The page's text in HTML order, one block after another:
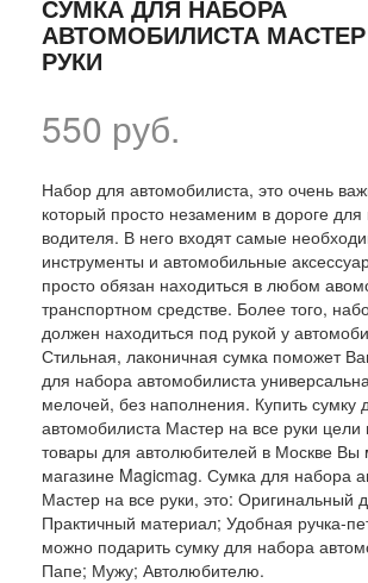
СУМКА ДЛЯ НАБОРА
АВТОМОБИЛИСТА
РУКИ
550 руб.
Набор для автомобилиста, это очень
который просто незаменим в дороге для
водителя. В него входят самые
инструменты и автомобильные
просто обязан находиться в любом
транспортном средстве. Более того,
должен находиться под рукой у
Стильная, лаконичная сумка поможет
для набора автомобилиста
мелочей, без наполнения. Купить сумку
автомобилиста Мастер на все руки цели
товары для автолюбителей в Москве Вы
магазине Magicmag. Сумка для набора
Мастер на все руки, это: Оригинальный
Практичный материал; Удобная ручка-
можно подарить сумку для набора
Папе; Мужу; Автолюбителю.